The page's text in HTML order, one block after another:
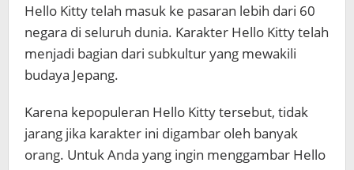
Hello Kitty telah masuk ke pasaran lebih dari 60
negara di seluruh dunia. Karakter Hello Kitty telah
menjadi bagian dari subkultur yang mewakili
budaya Jepang.
Karena kepopuleran Hello Kitty tersebut, tidak
jarang jika karakter ini digambar oleh banyak
orang. Untuk Anda yang ingin menggambar Hello